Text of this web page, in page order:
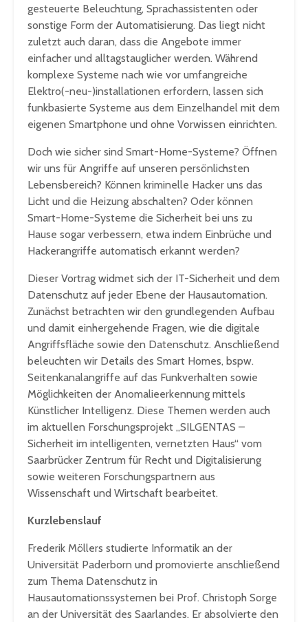
gesteuerte Beleuchtung, Sprachassistenten oder
sonstige Form der Automatisierung. Das liegt nicht
zuletzt auch daran, dass die Angebote immer
einfacher und alltagstauglicher werden. Während
komplexe Systeme nach wie vor umfangreiche
Elektro(-neu-)installationen erfordern, lassen sich
funkbasierte Systeme aus dem Einzelhandel mit dem
eigenen Smartphone und ohne Vorwissen einrichten.
Doch wie sicher sind Smart-Home-Systeme? Öffnen
wir uns für Angriffe auf unseren persönlichsten
Lebensbereich? Können kriminelle Hacker uns das
Licht und die Heizung abschalten? Oder können
Smart-Home-Systeme die Sicherheit bei uns zu
Hause sogar verbessern, etwa indem Einbrüche und
Hackerangriffe automatisch erkannt werden?
Dieser Vortrag widmet sich der IT-Sicherheit und dem
Datenschutz auf jeder Ebene der Hausautomation.
Zunächst betrachten wir den grundlegenden Aufbau
und damit einhergehende Fragen, wie die digitale
Angriffsfläche sowie den Datenschutz. Anschließend
beleuchten wir Details des Smart Homes, bspw.
Seitenkanalangriffe auf das Funkverhalten sowie
Möglichkeiten der Anomalieerkennung mittels
Künstlicher Intelligenz. Diese Themen werden auch
im aktuellen Forschungsprojekt „SILGENTAS –
Sicherheit im intelligenten, vernetzten Haus“ vom
Saarbrücker Zentrum für Recht und Digitalisierung
sowie weiteren Forschungspartnern aus
Wissenschaft und Wirtschaft bearbeitet.
Kurzlebenslauf
Frederik Möllers studierte Informatik an der
Universität Paderborn und promovierte anschließend
zum Thema Datenschutz in
Hausautomationssystemen bei Prof. Christoph Sorge
an der Universität des Saarlandes. Er absolvierte den